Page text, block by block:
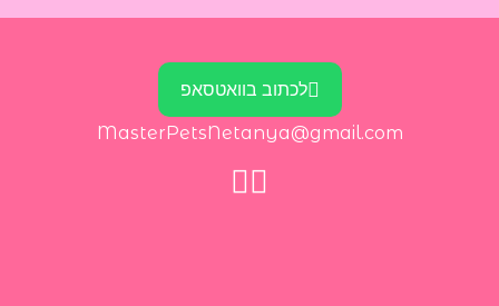
לכתוב בוואטסאפ
MasterPetsNetanya@gmail.com